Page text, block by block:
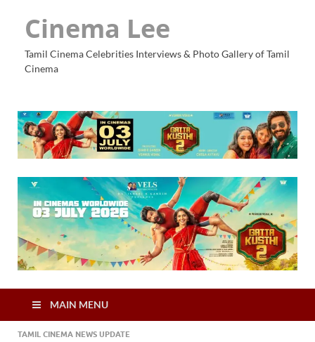
Cinema Lee
Tamil Cinema Celebrities Interviews & Photo Gallery of Tamil
Cinema
MAIN MENU
TAMIL CINEMA NEWS UPDATE